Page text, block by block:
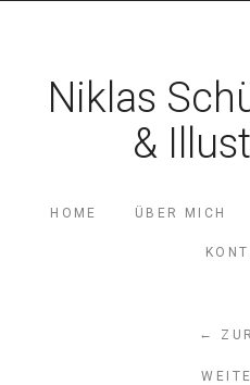
Niklas
&
HOME ÜBER MICH
←